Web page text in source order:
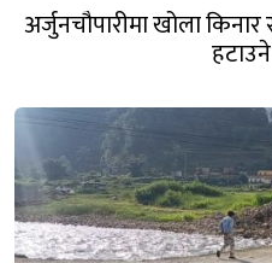
अर्जुनचौपारीमा खोला